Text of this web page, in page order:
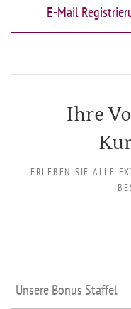
E-Mail
Ihre
ERLEBEN SIE ALLE
Unsere Bonus Staffel